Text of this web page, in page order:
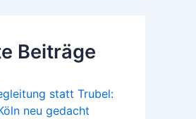
Beiträge
statt Trubel:
neu gedacht